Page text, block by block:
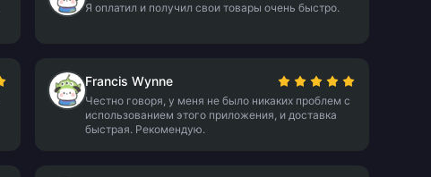
Я оплатил и получил свои товары очень быстро.
Francis Wynne
Честно говоря, у меня не было никаких проблем с
использованием этого приложения, и доставка
быстрая. Рекомендую.